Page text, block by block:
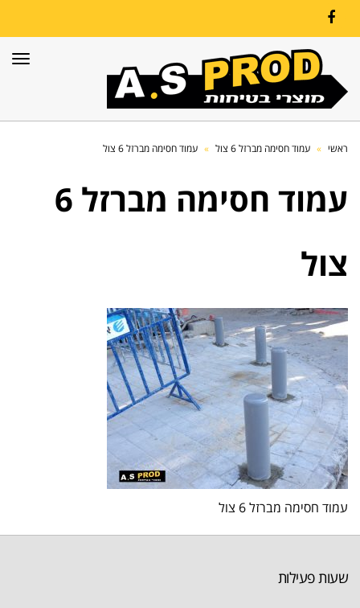
Facebook
ראשי » עמוד חסימה מברזל 6 צול » עמוד חסימה מברזל 6 צול
עמוד חסימה מברזל 6
צול
עמוד חסימה מברזל 6 צול
שעות פעילות